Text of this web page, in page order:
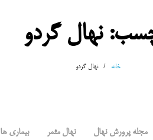
نهال گردو
خانه / نهال گردو
مجله پرورش نهال نهال مثمر بیماری ها